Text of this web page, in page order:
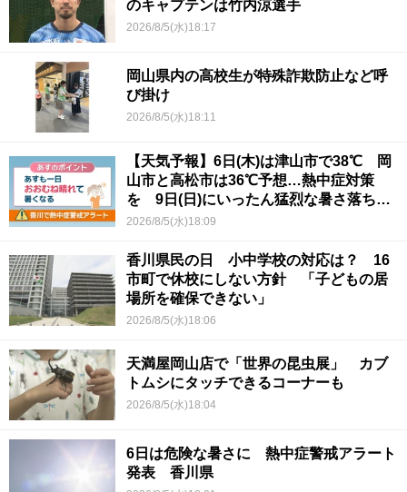
のキャプテンは竹内涼選手
2026/8/5(水)18:17
岡山県内の高校生が特殊詐欺防止など呼
び掛け
2026/8/5(水)18:11
【天気予報】6日(木)は津山市で38℃ 岡
山市と高松市は36℃予想…熱中症対策
を 9日(日)にいったん猛烈な暑さ落ち着
くか
2026/8/5(水)18:09
香川県民の日 小中学校の対応は？ 16
市町で休校にしない方針 「子どもの居
場所を確保できない」
2026/8/5(水)18:06
天満屋岡山店で「世界の昆虫展」 カブ
トムシにタッチできるコーナーも
2026/8/5(水)18:04
6日は危険な暑さに 熱中症警戒アラート
発表 香川県